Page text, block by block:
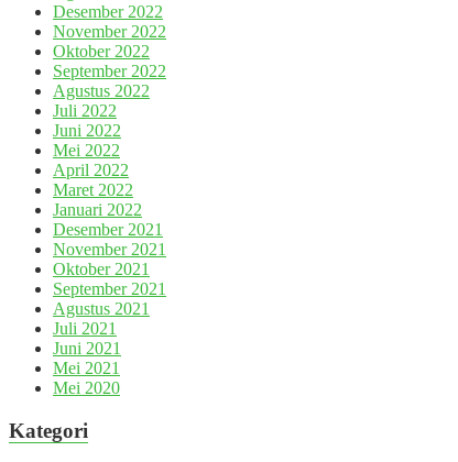
Desember 2022
November 2022
Oktober 2022
September 2022
Agustus 2022
Juli 2022
Juni 2022
Mei 2022
April 2022
Maret 2022
Januari 2022
Desember 2021
November 2021
Oktober 2021
September 2021
Agustus 2021
Juli 2021
Juni 2021
Mei 2021
Mei 2020
Kategori